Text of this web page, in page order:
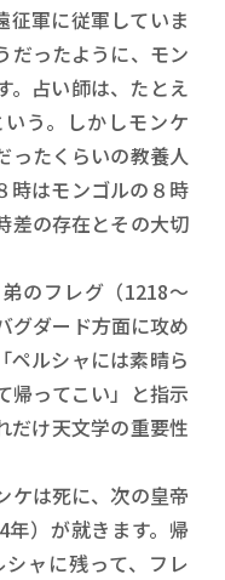
征軍に従軍していま
だったように、モン
。占い師は、たとえ
う。しかしモンケ
ったくらいの教養人
時はモンゴルの８時
差の存在とその大切
のフレグ（1218～
グダード方面に攻め
ペルシャには素晴ら
帰ってこい」と指示
だけ天文学の重要性
ケは死に、次の皇帝
）が就きます。帰
ャに残って、フレ